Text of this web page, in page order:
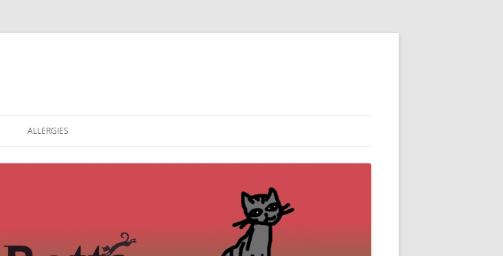
ALLERGIES